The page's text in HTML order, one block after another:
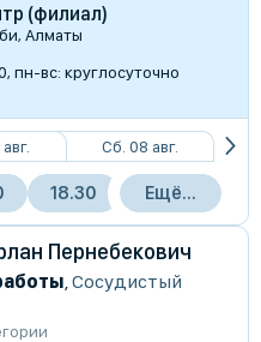
(филиал)
би, Алматы
пн-вс: круглосуточно
Сб. 08 авг.
18.30 Ещё...
Пернебекович
,Сосудистый